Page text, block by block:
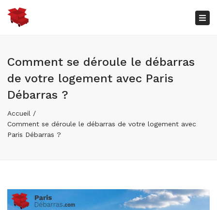
Comment se déroule le débarras
de votre logement avec Paris
Débarras ?
Accueil
Comment se déroule le débarras de votre logement avec
Paris Débarras ?